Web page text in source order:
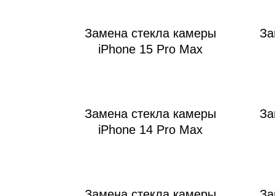
Замена стекла камеры
iPhone 15 Pro Max
Замена стекла камеры
iPhone 14 Pro Max